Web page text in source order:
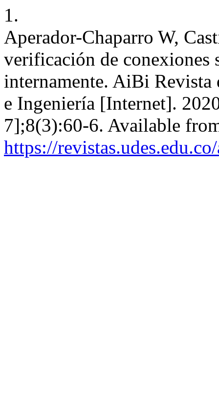
1.
Aperador-Chaparro W,
verificación de conexiones
internamente. AiBi
e Ingeniería [Internet].
7];8(3):60-6. Available
https://